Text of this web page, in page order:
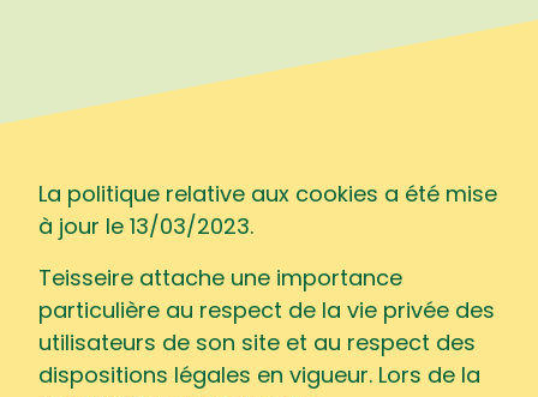
La politique relative aux cookies a été mise
à jour le 13/03/2023.
Teisseire attache une importance
particulière au respect de la vie privée des
utilisateurs de son site et au respect des
dispositions légales en vigueur. Lors de la